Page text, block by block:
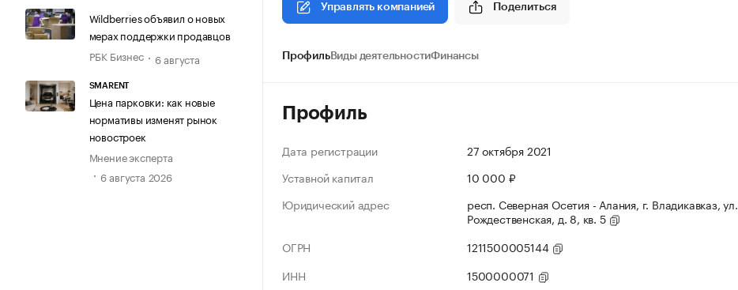
Wildberries объявил о новых
мерах поддержки продавцов
РБК Бизнес
6 августа
SMARENT
Цена парковки: как новые
нормативы изменят рынок
новостроек
Мнение эксперта
6 августа 2026
Управлять компанией Поделиться
ПрофильВиды деятельностиФинансы
Профиль
Дата регистрации
27 октября 2021
Уставной капитал
10 000 ₽
Юридический адрес
респ. Северная Осетия - Алания, г. Владикавказ, ул.
Рождественская, д. 8, кв. 5
ОГРН
1211500005144
ИНН
1500000071